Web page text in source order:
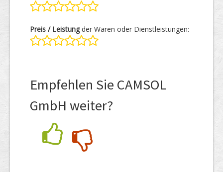
Preis / Leistungder Waren oder Dienstleistungen:
Empfehlen Sie CAMSOL
GmbH weiter?